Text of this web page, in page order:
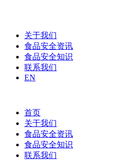
关于我们
食品安全资讯
食品安全知识
联系我们
EN
首页
关于我们
食品安全资讯
食品安全知识
联系我们